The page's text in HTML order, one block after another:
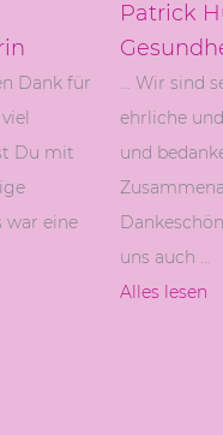
Dank für
Du mit
war eine
Patrick
… Wir sind
ehrliche
und
uns auch …
Alles lesen